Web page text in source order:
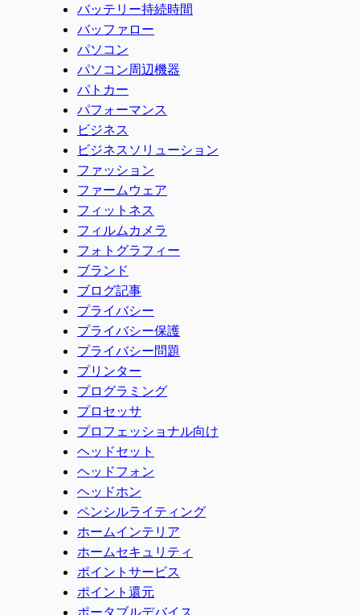
バッテリー持続時間
バッファロー
パソコン
パソコン周辺機器
パトカー
パフォーマンス
ビジネス
ビジネスソリューション
ファッション
ファームウェア
フィットネス
フィルムカメラ
フォトグラフィー
ブランド
ブログ記事
プライバシー
プライバシー保護
プライバシー問題
プリンター
プログラミング
プロセッサ
プロフェッショナル向け
ヘッドセット
ヘッドフォン
ヘッドホン
ペンシルライティング
ホームインテリア
ホームセキュリティ
ポイントサービス
ポイント還元
ポータブルデバイス